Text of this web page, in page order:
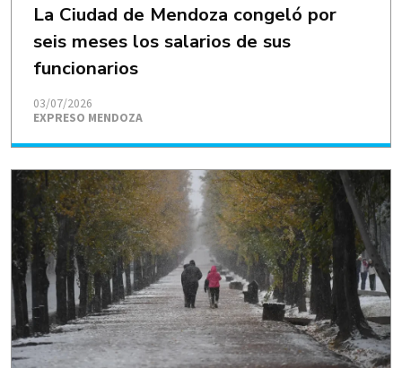
La Ciudad de Mendoza congeló por
seis meses los salarios de sus
funcionarios
EXPRESO MENDOZA
03/07/2026